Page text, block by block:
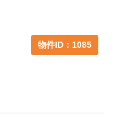
物件ID：1085